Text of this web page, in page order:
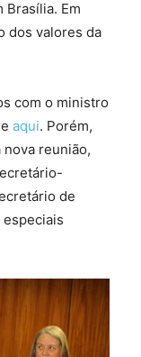
Brasília. Em
dos valores da
com o ministro
aqui. Porém,
nova reunião,
de
especiais